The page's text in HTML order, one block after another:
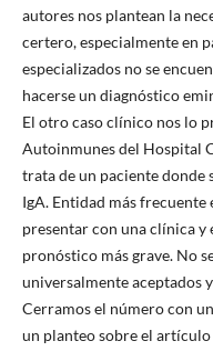
autores nos plantean la
certero, especialmente en
especializados no se
hacerse un diagnóstico
El otro caso clínico nos lo
Autoinmunes del Hospital
trata de un paciente donde
IgA. Entidad más frecuente
presentar con una clínica
pronóstico más grave. No
universalmente aceptados
Cerramos el número con
un planteo sobre el